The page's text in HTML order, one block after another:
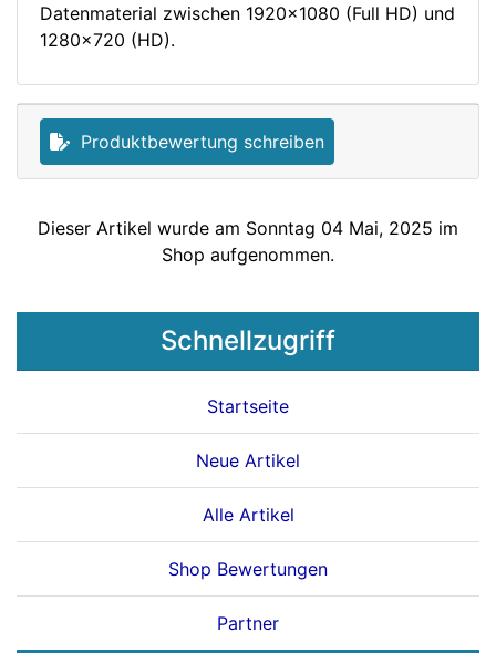
Datenmaterial zwischen 1920x1080 (Full HD) und
1280x720 (HD).
Produktbewertung schreiben
Dieser Artikel wurde am Sonntag 04 Mai, 2025 im
Shop aufgenommen.
Schnellzugriff
Startseite
Neue Artikel
Alle Artikel
Shop Bewertungen
Partner